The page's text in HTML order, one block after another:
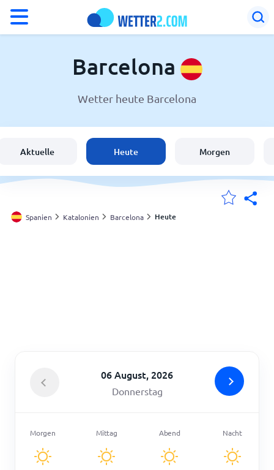
Wetter in Barcelona
Schweiz
Deutschland
Barcelona
Wetter heute Barcelona
Aktuelle Heute Morgen
Spanien Katalonien Barcelona Heute
06 August, 2026
Donnerstag
Morgen Mittag Abend Nacht